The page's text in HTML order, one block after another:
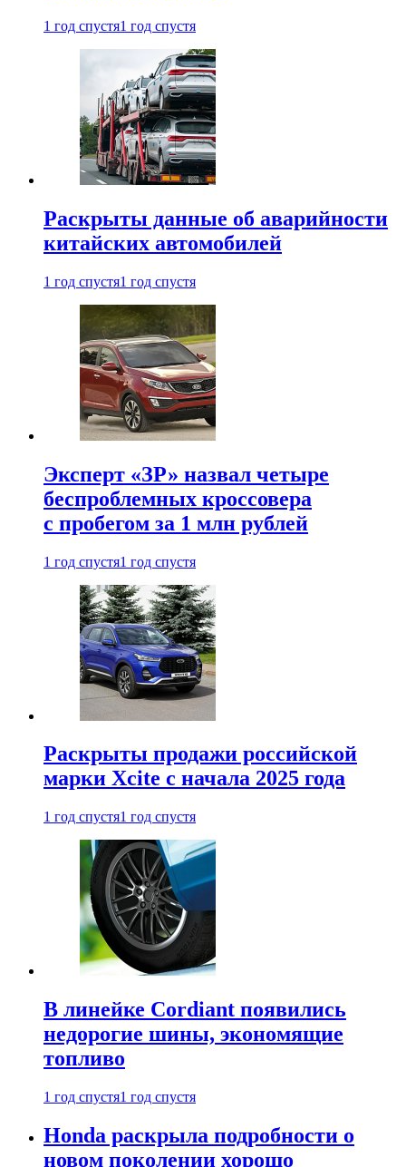
1 год спустя1 год спустя
Раскрыты данные об аварийности
китайских автомобилей
1 год спустя1 год спустя
Эксперт «ЗР» назвал четыре
беспроблемных кроссовера
с пробегом за 1 млн рублей
1 год спустя1 год спустя
Раскрыты продажи российской
марки Xcite с начала 2025 года
1 год спустя1 год спустя
В линейке Cordiant появились
недорогие шины, экономящие
топливо
1 год спустя1 год спустя
Honda раскрыла подробности о
новом поколении хорошо